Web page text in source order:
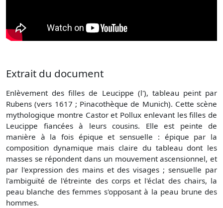
Extrait du document
Enlèvement des filles de Leucippe (l'), tableau peint par
Rubens (vers 1617 ; Pinacothèque de Munich). Cette scène
mythologique montre Castor et Pollux enlevant les filles de
Leucippe fiancées à leurs cousins. Elle est peinte de
manière à la fois épique et sensuelle : épique par la
composition dynamique mais claire du tableau dont les
masses se répondent dans un mouvement ascensionnel, et
par l'expression des mains et des visages ; sensuelle par
l'ambiguïté de l'étreinte des corps et l'éclat des chairs, la
peau blanche des femmes s'opposant à la peau brune des
hommes.